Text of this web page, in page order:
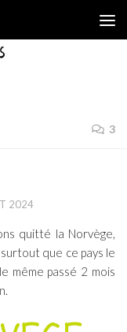
3
2024
quitté la Norvège,
surtout que ce pays le
même passé 2 mois